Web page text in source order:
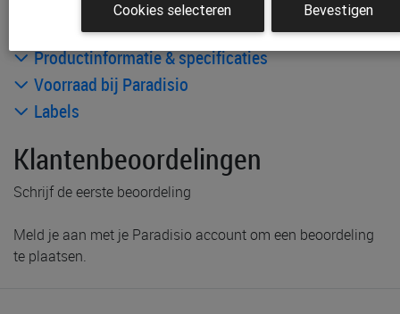
Productinformatie & specificaties
Voorraad bij Paradisio
Labels
Klantenbeoordelingen
Schrijf de eerste beoordeling
Meld je aan met je Paradisio account om een beoordeling
te plaatsen.
Cookies selecteren Bevestigen